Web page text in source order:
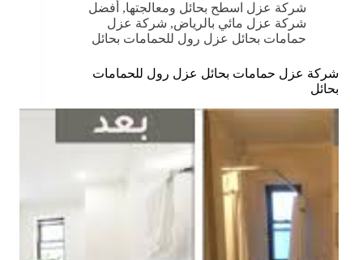
شركة عزل اسطح بحائل ومعالجتها, أفضل
شركة عزل مائي بالرياض, شركة عزل
حمامات بحائل عزل رول للحمامات بحائل
شركة عزل حمامات بحائل عزل رول للحمامات
بحائل